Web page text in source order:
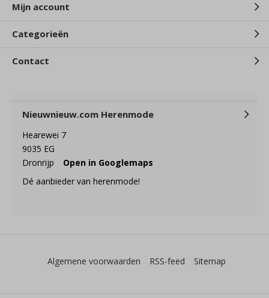
Mijn account
Categorieën
Contact
Nieuwnieuw.com Herenmode
Hearewei 7
9035 EG
Dronrijp
Open in Googlemaps
Dé aanbieder van herenmode!
Algemene voorwaarden RSS-feed Sitemap